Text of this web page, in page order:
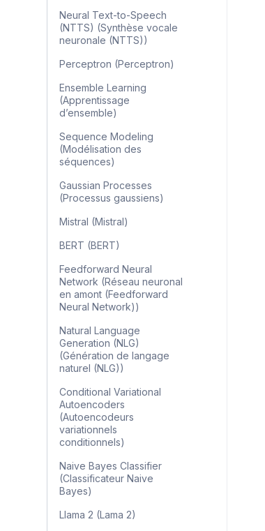
Neural Text-to-Speech
(NTTS) (Synthèse vocale
neuronale (NTTS))
Perceptron (Perceptron)
Ensemble Learning
(Apprentissage
d’ensemble)
Sequence Modeling
(Modélisation des
séquences)
Gaussian Processes
(Processus gaussiens)
Mistral (Mistral)
BERT (BERT)
Feedforward Neural
Network (Réseau neuronal
en amont (Feedforward
Neural Network))
Natural Language
Generation (NLG)
(Génération de langage
naturel (NLG))
Conditional Variational
Autoencoders
(Autoencodeurs
variationnels
conditionnels)
Naive Bayes Classifier
(Classificateur Naive
Bayes)
Llama 2 (Lama 2)